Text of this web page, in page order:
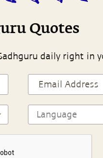
Quotes
daily right in